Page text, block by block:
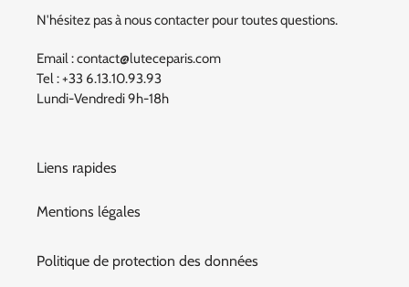
N'hésitez pas à nous contacter pour toutes questions.
Email : contact@luteceparis.com
Tel : +33 6.13.10.93.93
Lundi-Vendredi 9h-18h
Liens rapides
Mentions légales
Politique de protection des données